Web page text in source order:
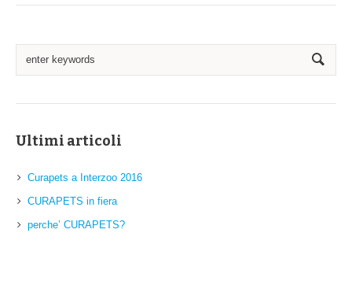
Ultimi articoli
Curapets a Interzoo 2016
CURAPETS in fiera
perche’ CURAPETS?